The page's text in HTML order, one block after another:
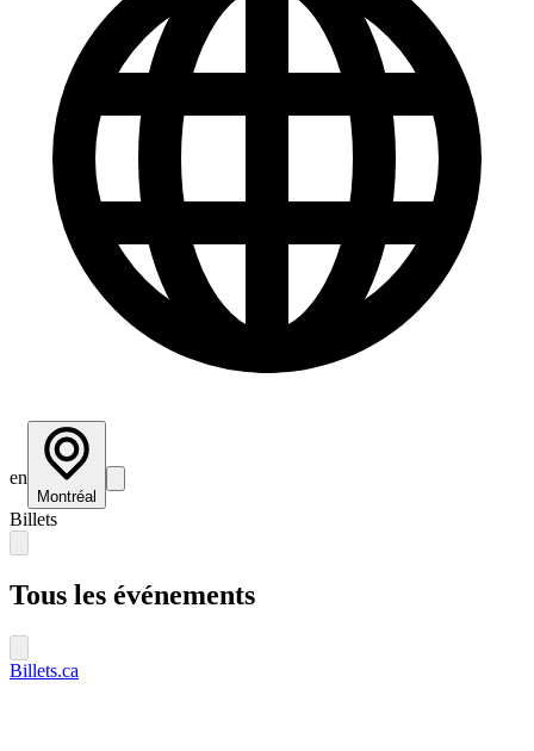
en
Montréal
Billets
Tous les événements
Billets.ca